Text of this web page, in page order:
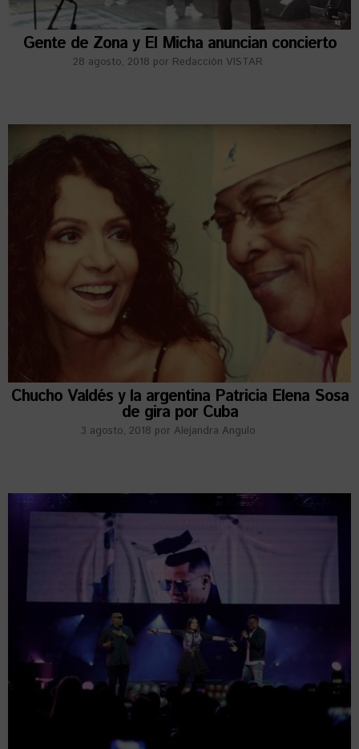
Gente de Zona y El Micha anuncian concierto
28 agosto, 2018 por Redacción VISTAR
Chucho Valdés y la argentina Patricia Elena Sosa
de gira por Cuba
3 agosto, 2018 por Alejandra Angulo